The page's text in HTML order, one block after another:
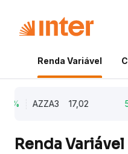
Renda Variável
AZZA3 17,02
Renda Variável